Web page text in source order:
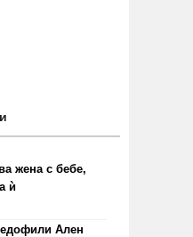
жена с бебе,
ѝ
Ален